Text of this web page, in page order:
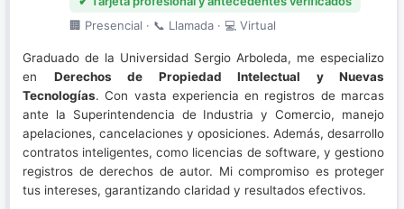
🏢 Presencial · 📞 Llamada · 💻 Virtual
Graduado de la Universidad Sergio Arboleda, me especializo
en Derechos de Propiedad Intelectual y Nuevas
Tecnologías. Con vasta experiencia en registros de marcas
ante la Superintendencia de Industria y Comercio, manejo
apelaciones, cancelaciones y oposiciones. Además, desarrollo
contratos inteligentes, como licencias de software, y gestiono
registros de derechos de autor. Mi compromiso es proteger
tus intereses, garantizando claridad y resultados efectivos.